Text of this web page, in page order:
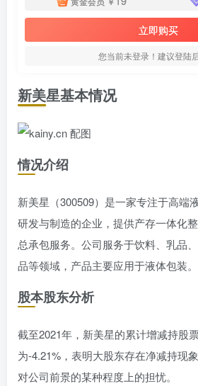
立即购买
您当前未登录！建议登陆
新美星基本情况
情况介绍
新美星（300509）是一家专注于高端
研发与制造的企业，提供产存一体化
总承包服务。公司服务于饮料、乳品
品等领域，产品主要应用于液体包装。
股本股东分析
截至2021年，新美星的累计增减持股
为-4.21%，表明大股东存在净减持现
对公司前景的某种程度上的担忧。